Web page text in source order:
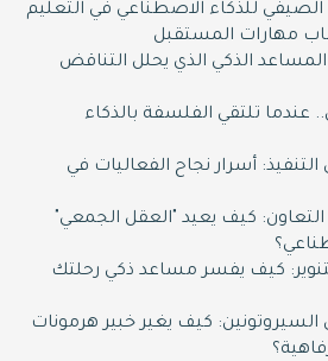
للذكاء الاصطناعي في التعليم
الذكي الذي يحلل التناقض
عندما تلتقي الفلسفة بالذكاء
أسرار نجاح الفعاليات في
كيف يعيد "العقل الجمعي"
كيف يفسر مساعد ذكي رحلتك
السيروتونين: كيف يغير خبير هرمونات